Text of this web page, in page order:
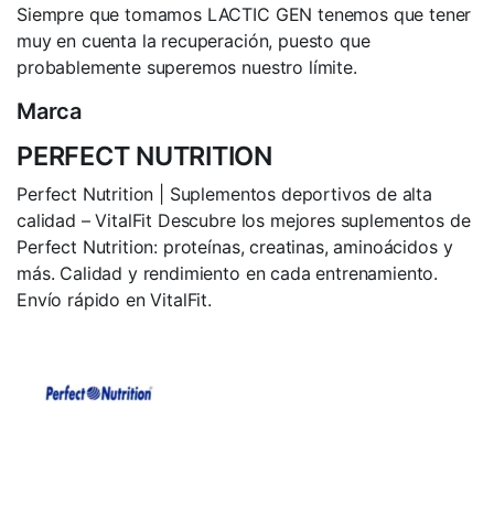
Siempre que tomamos LACTIC GEN tenemos que tener
muy en cuenta la recuperación, puesto que
probablemente superemos nuestro límite.
Marca
PERFECT NUTRITION
Perfect Nutrition | Suplementos deportivos de alta
calidad – VitalFit Descubre los mejores suplementos de
Perfect Nutrition: proteínas, creatinas, aminoácidos y
más. Calidad y rendimiento en cada entrenamiento.
Envío rápido en VitalFit.